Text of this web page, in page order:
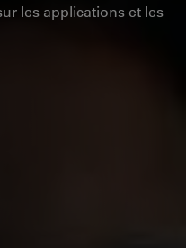
les applications et les